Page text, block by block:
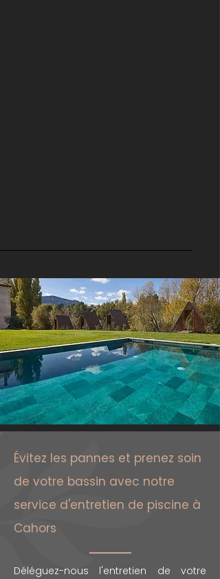
Évitez les pannes et prenez soin
de votre bassin avec notre
service d'entretien de piscine à
Cahors
Déléguez-nous l'entretien de votre